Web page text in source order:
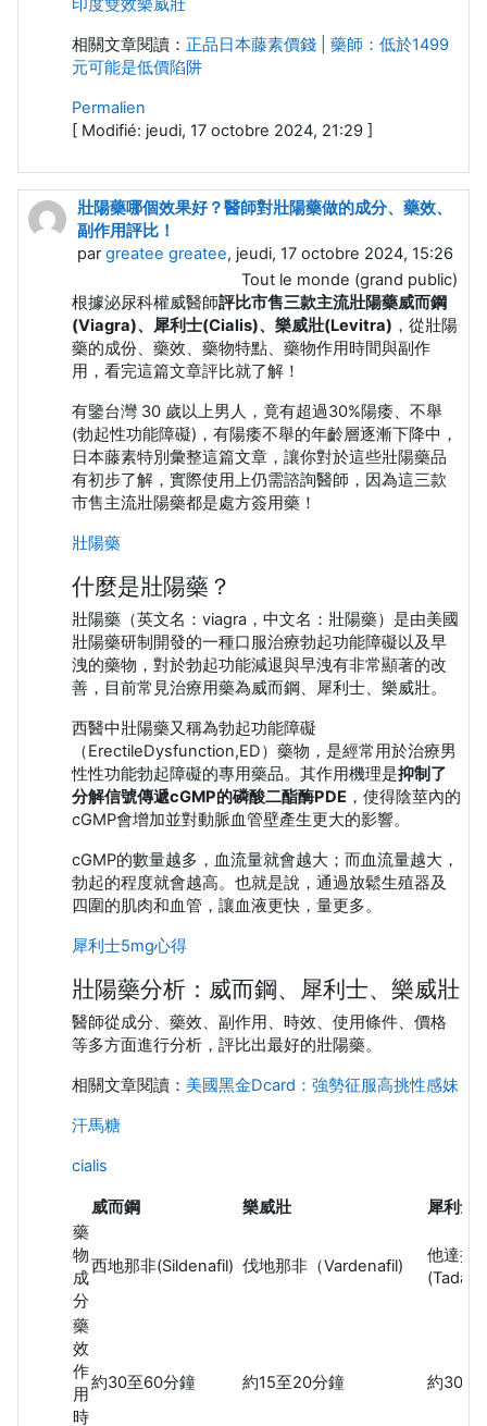
印度雙效樂威壯
相關文章閱讀： 正品日本藤素價錢 | 藥師：低於1499
元可能是低價陷阱
Permalien
[ Modifié: jeudi, 17 octobre 2024, 21:29 ]
壯陽藥哪個效果好？醫師對壯陽藥做的成分、藥效、
副作用評比！
pargreatee greatee, jeudi, 17 octobre 2024, 15:26
Tout le monde (grand public)
根據泌尿科權威醫師評比市售三款主流壯陽藥威而鋼
(Viagra)、犀利士(Cialis)、樂威壯(Levitra) ，從壯陽
藥的成份、藥效、藥物特點、藥物作用時間與副作
用，看完這篇文章評比就了解！
有鑒台灣 30 歲以上男人，竟有超過30%陽痿、不舉
(勃起性功能障礙)，有陽痿不舉的年齡層逐漸下降中，
日本藤素特別彙整這篇文章，讓你對於這些壯陽藥品
有初步了解，實際使用上仍需諮詢醫師，因為這三款
市售主流壯陽藥都是處方簽用藥！
壯陽藥
什麼是壯陽藥？
壯陽藥（英文名：viagra，中文名：壯陽藥）是由美國
壯陽藥研制開發的一種口服治療勃起功能障礙以及早
洩的藥物，對於勃起功能減退與早洩有非常顯著的改
善，目前常見治療用藥為威而鋼、犀利士、樂威壯。
西醫中壯陽藥又稱為勃起功能障礙
（ErectileDysfunction,ED）藥物，是經常用於治療男
性性功能勃起障礙的專用藥品。其作用機理是抑制了
分解信號傳遞cGMP的磷酸二酯酶PDE ，使得陰莖內的
cGMP會增加並對動脈血管壁產生更大的影響。
cGMP的數量越多，血流量就會越大；而血流量越大，
勃起的程度就會越高。也就是說，通過放鬆生殖器及
四圍的肌肉和血管，讓血液更快，量更多。
犀利士5mg心得
壯陽藥分析：威而鋼、犀利士、樂威壯
醫師從成分、藥效、副作用、時效、使用條件、價格
等多方面進行分析，評比出最好的壯陽藥。
相關文章閱讀： 美國黑金Dcard：強勢征服高挑性感妹
汗馬糖
cialis
威而鋼 樂威壯
犀利士
藥
物
成
分
西地那非(Sildenafil) 伐地那非（Vardenafil)
他達拉
藥
效
作
用
時
約30至60分鐘 約15至20分鐘 約30至